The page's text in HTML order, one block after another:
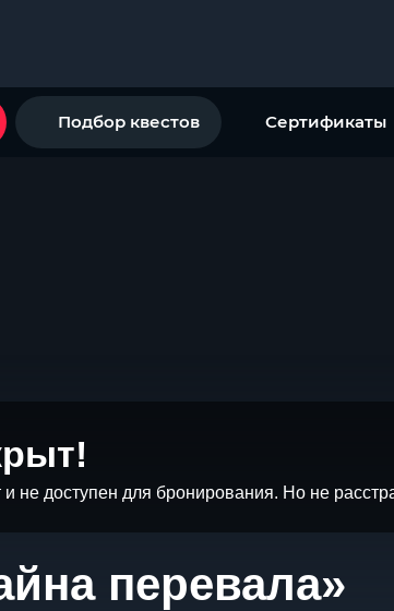
Подбор квестов Сертификаты
не доступен для бронирования. Но не
перевала»